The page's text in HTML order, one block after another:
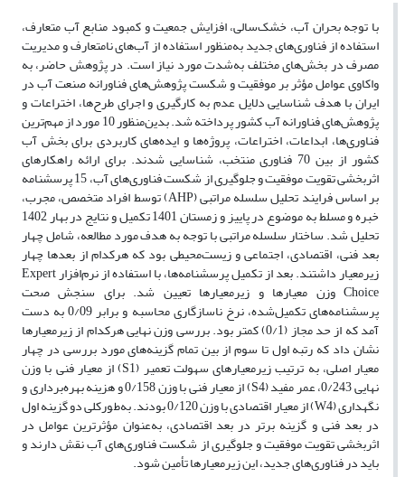
با توجه بحران آب، خشک‌سالی، افزایش جمعیت و کمبود منابع آب متعارف،
استفاده از فناوری‌های جدید به‌منظور استفاده از آب‌های نامتعارف و مدیریت
مصرف در بخش‌های مختلف به‌شدت مورد نیاز است. در پژوهش حاضر، به
واکاوی عوامل مؤثر بر موفقیت و شکست پژوهش‌های فناورانه صنعت آب در
ایران با هدف شناسایی دلایل عدم به کارگیری و اجرای طرح‌ها، اختراعات و
پژوهش‌های فناورانه آب کشور پرداخته شد. بدین‌منظور 10 مورد از مهم‌ترین
فناوری‌ها، ابداعات، اختراعات، پروژه‌ها و ایده‌های کاربردی برای بخش آب
کشور از بین 70 فناوری منتخب، شناسایی شدند. برای ارائه راهکارهای
اثربخشی تقویت موفقیت و جلوگیری از شکست فناوری‌های آب، 15 پرسشنامه
بر اساس فرایند تحلیل سلسله مراتبی (AHP) توسط افراد متخصص، مجرب،
خبره و مسلط به موضوع در پاییز و زمستان 1401 تکمیل و نتایج در بهار 1402
تحلیل شد. ساختار سلسله مراتبی با توجه به هدف مورد مطالعه، شامل چهار
بعد فنی، اقتصادی، اجتماعی و زیست‌محیطی بود که هرکدام از بعدها چهار
زیرمعیار داشتند. بعد از تکمیل پرسشنامه‌ها، با استفاده از نرم‌افزار Expert
Choice وزن معیارها و زیرمعیارها تعیین شد. برای سنجش صحت
پرسشنامه‌های تکمیل‌شده، نرخ ناسازگاری محاسبه و برابر 0/09 به دست
آمد که از حد مجاز (0/1) کمتر بود. بررسی وزن‌ نهایی هرکدام از زیرمعیارها
نشان داد که رتبه اول تا سوم از بین تمام گزینه‌های مورد بررسی در چهار
معیار اصلی، به ترتیب زیرمعیار‌های سهولت تعمیر (S1) از معیار فنی با وزن
نهایی 0/243، عمر مفید (S4) از معیار فنی با وزن 0/158 و هزینه بهره‌برداری و
نگهداری (W4) از معیار اقتصادی با وزن 0/120 بودند. به‌طورکلی دو گزینه اول
در بعد فنی و گزینه برتر در بعد اقتصادی، به‌عنوان مؤثرترین عوامل در
اثربخشی تقویت موفقیت و جلوگیری از شکست فناوری‌های آب نقش دارند و
باید در فناوری‌های جدید، این زیرمعیارها تأمین شود.